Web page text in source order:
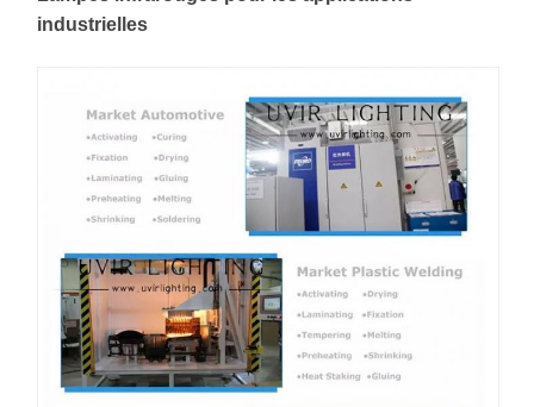
industrielles